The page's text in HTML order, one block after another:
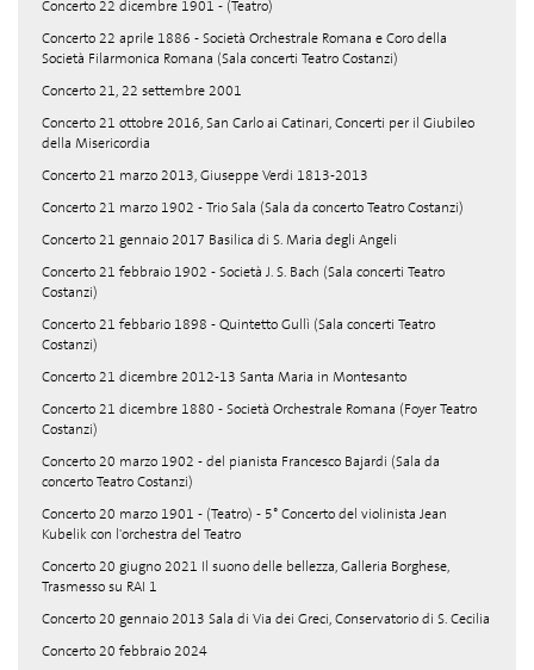
Concerto 22 dicembre 1901 - (Teatro)
Concerto 22 aprile 1886 - Società Orchestrale Romana e Coro della
Società Filarmonica Romana (Sala concerti Teatro Costanzi)
Concerto 21, 22 settembre 2001
Concerto 21 ottobre 2016, San Carlo ai Catinari, Concerti per il Giubileo
della Misericordia
Concerto 21 marzo 2013, Giuseppe Verdi 1813-2013
Concerto 21 marzo 1902 - Trio Sala (Sala da concerto Teatro Costanzi)
Concerto 21 gennaio 2017 Basilica di S. Maria degli Angeli
Concerto 21 febbraio 1902 - Società J. S. Bach (Sala concerti Teatro
Costanzi)
Concerto 21 febbario 1898 - Quintetto Gullì (Sala concerti Teatro
Costanzi)
Concerto 21 dicembre 2012-13 Santa Maria in Montesanto
Concerto 21 dicembre 1880 - Società Orchestrale Romana (Foyer Teatro
Costanzi)
Concerto 20 marzo 1902 - del pianista Francesco Bajardi (Sala da
concerto Teatro Costanzi)
Concerto 20 marzo 1901 - (Teatro) - 5° Concerto del violinista Jean
Kubelik con l'orchestra del Teatro
Concerto 20 giugno 2021 Il suono delle bellezza, Galleria Borghese,
Trasmesso su RAI 1
Concerto 20 gennaio 2013 Sala di Via dei Greci, Conservatorio di S. Cecilia
Concerto 20 febbraio 2024